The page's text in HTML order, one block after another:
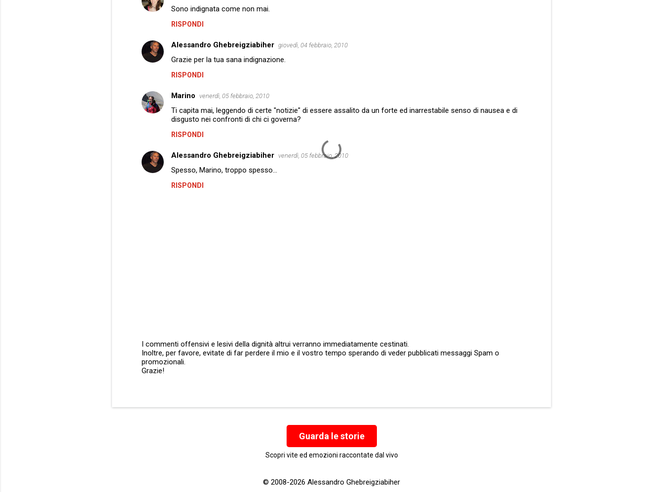
o
m
e
i
Sono indignata come non mai.
RISPONDI
Alessandro Ghebreigziabiher giovedì, 04 febbraio, 2010
Grazie per la tua sana indignazione.
RISPONDI
Marino venerdì, 05 febbraio, 2010
Ti capita mai, leggendo di certe "notizie" di essere assalito da un forte ed inarrestabile senso di nausea e di
disgusto nei confronti di chi ci governa?
RISPONDI
Alessandro Ghebreigziabiher venerdì, 05 febbraio, 2010
Spesso, Marino, troppo spesso...
RISPONDI
P
o
s
n
I commenti offensivi e lesivi della dignità altrui verranno immediatamente cestinati.
Inoltre, per favore, evitate di far perdere il mio e il vostro tempo sperando di veder pubblicati messaggi Spam o
promozionali.
Grazie!
Guarda le storie
Scopri vite ed emozioni raccontate dal vivo
© 2008-2026 Alessandro Ghebreigziabiher